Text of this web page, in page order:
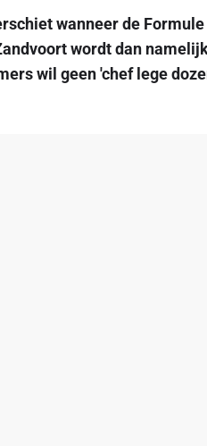
wanneer de Formule
wordt dan
wil geen 'chef lege